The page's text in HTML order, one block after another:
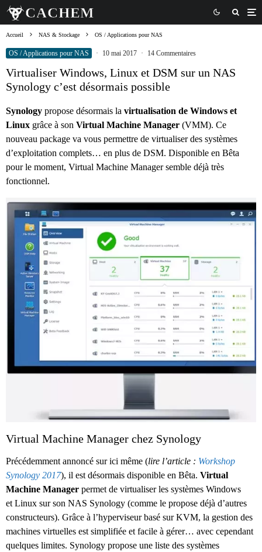
Accueil NAS & Stockage OS / Applications pour NAS
OS / Applications pour NAS · 10 mai 2017 · 14 Commentaires
Virtualiser Windows, Linux et DSM sur un NAS
Synology c’est désormais possible
Synology propose désormais la virtualisation de Windows et
Linux grâce à son Virtual Machine Manager (VMM). Ce
nouveau package va vous permettre de virtualiser des systèmes
d’exploitation complets… en plus de DSM. Disponible en Bêta
pour le moment, Virtual Machine Manager semble déjà très
fonctionnel.
Virtual Machine Manager chez Synology
Précédemment annoncé sur ici même (lire l’article : Workshop
Synology 2017), il est désormais disponible en Bêta. Virtual
Machine Manager permet de virtualiser les systèmes Windows
et Linux sur son NAS Synology (comme le propose déjà d’autres
constructeurs). Grâce à l’hyperviseur basé sur KVM, la gestion des
machines virtuelles est simplifiée et facile à gérer… avec cependant
quelques limites. Synology propose une liste des systèmes